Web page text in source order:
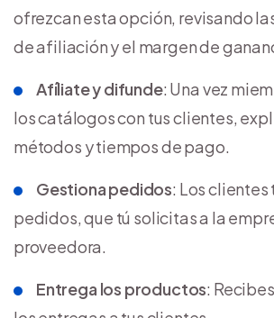
ofrezcan esta opción, revisando
de afiliación y el margen de
Afíliate y difunde: Una vez
los catálogos con tus clientes,
métodos y tiempos de pago.
Gestiona pedidos: Los clientes
pedidos, que tú solicitas a la
proveedora.
Entrega los productos: